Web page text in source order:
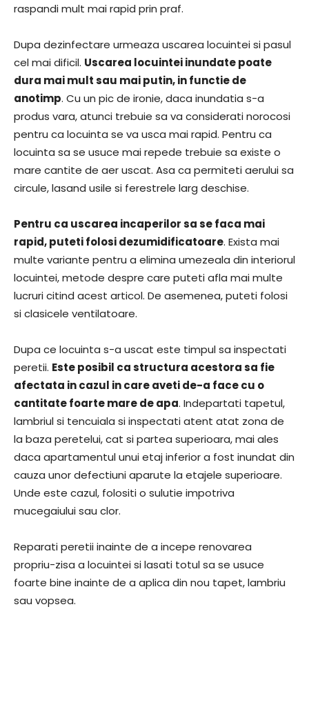
raspandi mult mai rapid prin praf.
Dupa dezinfectare urmeaza uscarea locuintei si pasul
cel mai dificil. Uscarea locuintei inundate poate
dura mai mult sau mai putin, in functie de
anotimp. Cu un pic de ironie, daca inundatia s-a
produs vara, atunci trebuie sa va considerati norocosi
pentru ca locuinta se va usca mai rapid. Pentru ca
locuinta sa se usuce mai repede trebuie sa existe o
mare cantite de aer uscat. Asa ca permiteti aerului sa
circule, lasand usile si ferestrele larg deschise.
Pentru ca uscarea incaperilor sa se faca mai
rapid, puteti folosi dezumidificatoare. Exista mai
multe variante pentru a elimina umezeala din interiorul
locuintei, metode despre care puteti afla mai multe
lucruri citind acest articol. De asemenea, puteti folosi
si clasicele ventilatoare.
Dupa ce locuinta s-a uscat este timpul sa inspectati
peretii. Este posibil ca structura acestora sa fie
afectata in cazul in care aveti de-a face cu o
cantitate foarte mare de apa. Indepartati tapetul,
lambriul si tencuiala si inspectati atent atat zona de
la baza peretelui, cat si partea superioara, mai ales
daca apartamentul unui etaj inferior a fost inundat din
cauza unor defectiuni aparute la etajele superioare.
Unde este cazul, folositi o sulutie impotriva
mucegaiului sau clor.
Reparati peretii inainte de a incepe renovarea
propriu-zisa a locuintei si lasati totul sa se usuce
foarte bine inainte de a aplica din nou tapet, lambriu
sau vopsea.